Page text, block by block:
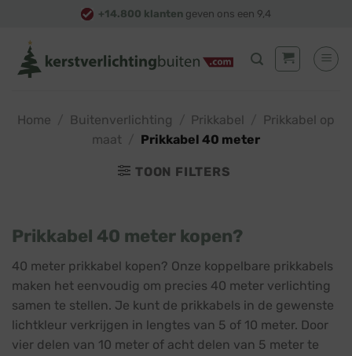
content
+14.800 klanten geven ons een 9,4
Home Buitenverlichting Prikkabel
Prikkabel op
maat
Prikkabel 40 meter
TOON FILTERS
Prikkabel 40 meter kopen?
40 meter prikkabel kopen? Onze koppelbare prikkabels
maken het eenvoudig om precies 40 meter verlichting
samen te stellen. Je kunt de prikkabels in de gewenste
lichtkleur verkrijgen in lengtes van 5 of 10 meter. Door
vier delen van 10 meter of acht delen van 5 meter te